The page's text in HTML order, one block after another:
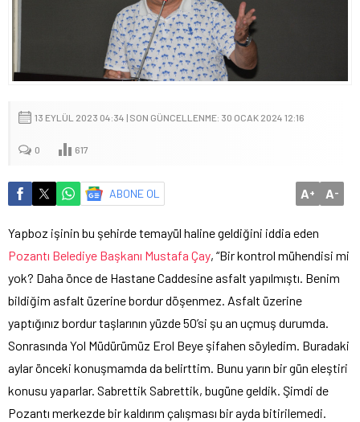
13 EYLÜL 2023 04:34 | SON GÜNCELLENME: 30 OCAK 2024 12:16
0 617
ABONE OL A+ A-
Yapboz işinin bu şehirde temayül haline geldiğini iddia eden
Pozantı Belediye Başkanı Mustafa Çay, “Bir kontrol mühendisi mi
yok? Daha önce de Hastane Caddesine asfalt yapılmıştı. Benim
bildiğim asfalt üzerine bordur döşenmez. Asfalt üzerine
yaptığınız bordur taşlarının yüzde 50’si şu an uçmuş durumda.
Sonrasında Yol Müdürümüz Erol Beye şifahen söyledim. Buradaki
aylar önceki konuşmamda da belirttim. Bunu yarın bir gün eleştiri
konusu yaparlar. Sabrettik Sabrettik, bugüne geldik. Şimdi de
Pozantı merkezde bir kaldırım çalışması bir ayda bitirilemedi.